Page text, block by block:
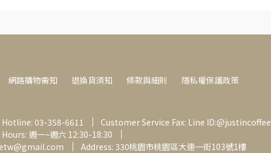
網路購物需知 退換貨須知 條款與細則 隱私權保護政策
03-358-6611
Customer Service Fax: Line ID:@justincoffee
週一~週六 12:30-18:30
Address: 330桃園市桃園區大連一街103號1樓